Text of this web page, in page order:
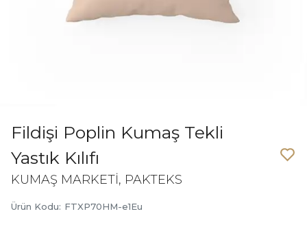
Fildişi Poplin Kumaş Tekli
Yastık Kılıfı
KUMAŞ MARKETİ, PAKTEKS
Ürün Kodu: FTXP70HM-e1Eu